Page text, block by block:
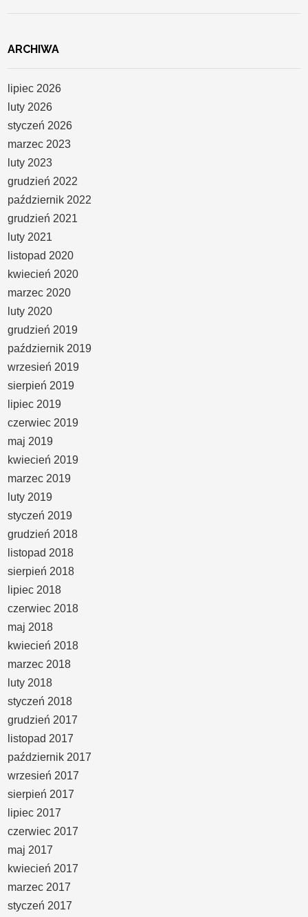
ARCHIWA
lipiec 2026
luty 2026
styczeń 2026
marzec 2023
luty 2023
grudzień 2022
październik 2022
grudzień 2021
luty 2021
listopad 2020
kwiecień 2020
marzec 2020
luty 2020
grudzień 2019
październik 2019
wrzesień 2019
sierpień 2019
lipiec 2019
czerwiec 2019
maj 2019
kwiecień 2019
marzec 2019
luty 2019
styczeń 2019
grudzień 2018
listopad 2018
sierpień 2018
lipiec 2018
czerwiec 2018
maj 2018
kwiecień 2018
marzec 2018
luty 2018
styczeń 2018
grudzień 2017
listopad 2017
październik 2017
wrzesień 2017
sierpień 2017
lipiec 2017
czerwiec 2017
maj 2017
kwiecień 2017
marzec 2017
styczeń 2017